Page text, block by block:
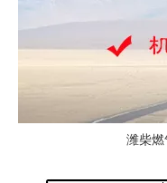
潍柴